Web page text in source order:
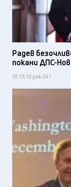
Радев
покани ДПС-
18:13, 10 дек 24 /